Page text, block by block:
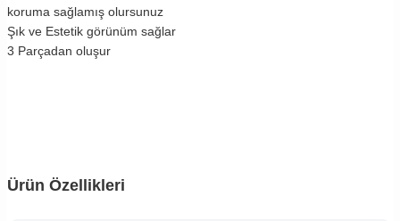
koruma sağlamış olursunuz
Şık ve Estetik görünüm sağlar
3 Parçadan oluşur
Ürün Özellikleri